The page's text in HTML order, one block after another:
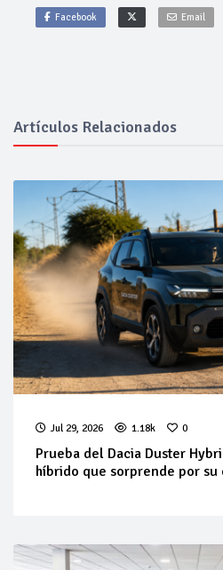
Facebook Email
Artículos Relacionados
Jul 29, 2026 1.18k 0
Prueba del Dacia Duster
híbrido que sorprende por